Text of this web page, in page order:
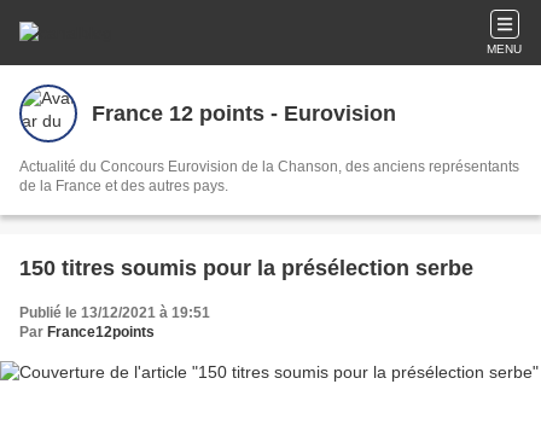
MENU
France 12 points - Eurovision
Actualité du Concours Eurovision de la Chanson, des anciens représentants
de la France et des autres pays.
150 titres soumis pour la présélection serbe
Publié le 13/12/2021 à 19:51
Par France12points